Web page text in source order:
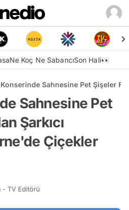
Ne Koç Ne SabancıSon Hali👀
Sahnesine Pet Şişeler
Sahnesine Pet
Şarkıcı
Çiçekler
- TV Editörü